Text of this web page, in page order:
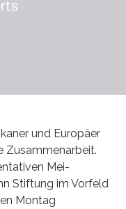
und Europäer
Zusammenarbeit.
Mei­
Stiftung im Vorfeld
Mon­tag